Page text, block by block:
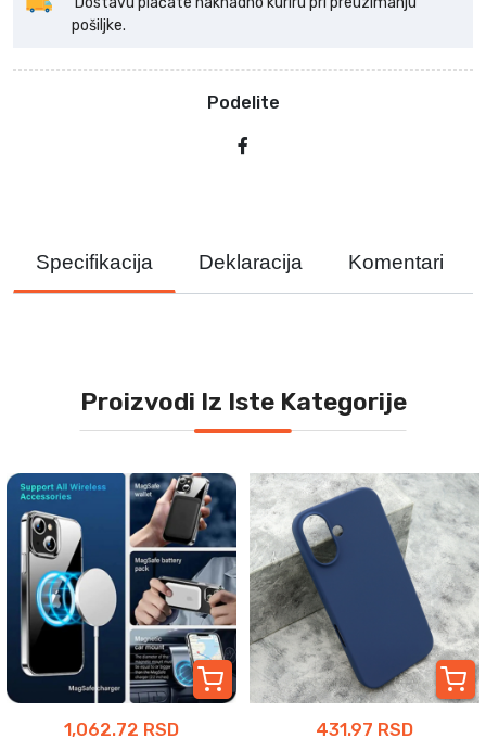
pošiljke.
Podelite
Specifikacija Deklaracija Komentari
Proizvodi Iz Iste Kategorije
1,062.72 RSD 431.97 RSD